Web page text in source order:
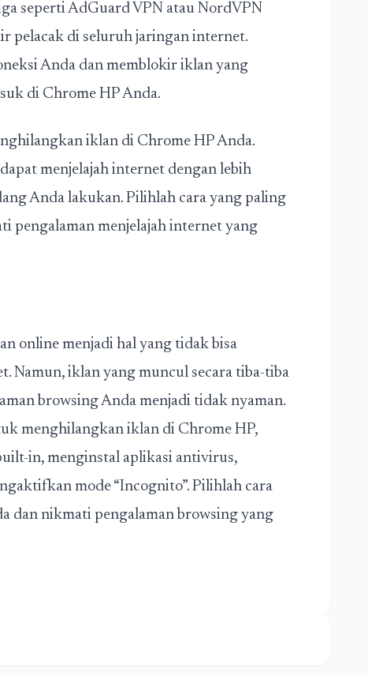
seperti AdGuard VPN atau NordVPN
pelacak di seluruh jaringan internet.
Anda dan memblokir iklan yang
di Chrome HP Anda.
iklan di Chrome HP Anda.
menjelajah internet dengan lebih
Anda lakukan. Pilihlah cara yang paling
pengalaman menjelajah internet yang
online menjadi hal yang tidak bisa
Namun, iklan yang muncul secara tiba-tiba
browsing Anda menjadi tidak nyaman.
menghilangkan iklan di Chrome HP,
in, menginstal aplikasi antivirus,
mode “Incognito”. Pilihlah cara
dan nikmati pengalaman browsing yang